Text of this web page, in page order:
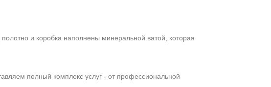
и коробка наполнены минеральной ватой, которая
полный комплекс услуг - от профессиональной